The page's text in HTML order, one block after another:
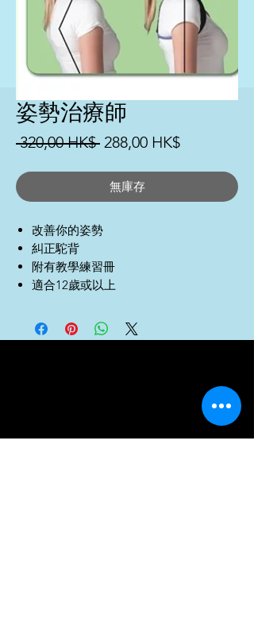
姿勢治療師
320,00 HK$ 一
價
格
288,00 HK$促
格
無庫存
改善你的姿勢
糾正駝背
附有教學練習冊
適合12歲或以上